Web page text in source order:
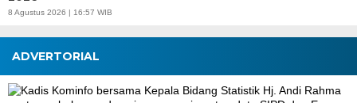
8 Agustus 2026 | 16:57 WIB
ADVERTORIAL